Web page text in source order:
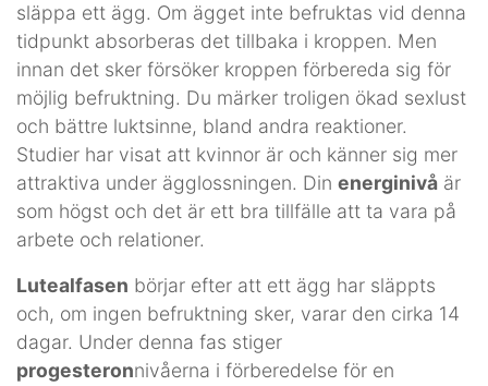
släppa ett ägg. Om ägget inte befruktas vid denna
tidpunkt absorberas det tillbaka i kroppen. Men
innan det sker försöker kroppen förbereda sig för
möjlig befruktning. Du märker troligen ökad sexlust
och bättre luktsinne, bland andra reaktioner.
Studier har visat att kvinnor är och känner sig mer
attraktiva under ägglossningen. Din energinivå är
som högst och det är ett bra tillfälle att ta vara på
arbete och relationer.
Lutealfasen börjar efter att ett ägg har släppts
och, om ingen befruktning sker, varar den cirka 14
dagar. Under denna fas stiger
progesteronnivåerna i förberedelse för en